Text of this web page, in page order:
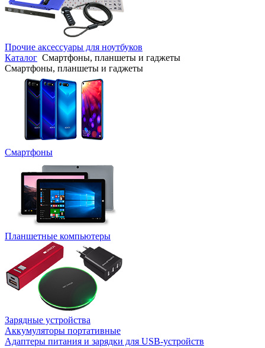
Прочие аксессуары для ноутбуков
Каталог Смартфоны, планшеты и гаджеты
Смартфоны, планшеты и гаджеты
Смартфоны
Планшетные компьютеры
Зарядные устройства
Аккумуляторы портативные
Адаптеры питания и зарядки для USB-устройств